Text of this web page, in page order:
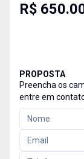
R$
PROPOSTA
Preencha os
entre em